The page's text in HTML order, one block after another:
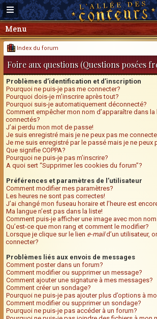
Menu
Index du forum
Foire aux questions (Questions posées
Problèmes d’identification et d’inscription
Pourquoi ne puis-je pas me connecter?
Pourquoi dois-je m’inscrire après tout?
Pourquoi suis-je automatiquement déconnecté?
Comment empêcher mon nom d’apparaître dans
connectés?
J’ai perdu mon mot de passe!
Je suis enregistré mais je ne peux pas me
Je me suis enregistré par le passé mais je ne peux
Que signifie COPPA?
Pourquoi ne puis-je pas m’inscrire?
A quoi sert “Supprimer les cookies du forum”?
Préférences et paramètres de l’utilisateur
Comment modifier mes paramètres?
Les heures ne sont pas correctes!
J’ai changé mon fuseau horaire et l’heure est
Ma langue n’est pas dans la liste!
Comment puis-je afficher une image avec mon nom
Qu’est-ce que mon rang et comment le modifier?
Lorsque je clique sur le lien e-maild’un utilisateur,
connecter?
Problèmes liés aux envois de messages
Comment poster dans un forum?
Comment modifier ou supprimer un message?
Comment ajouter une signature à mes messages?
Comment créer un sondage?
Pourquoi ne puis-je pas ajouter plus d’options à
Comment modifier ou supprimer un sondage?
Pourquoi ne puis-je pas accéder à un forum?